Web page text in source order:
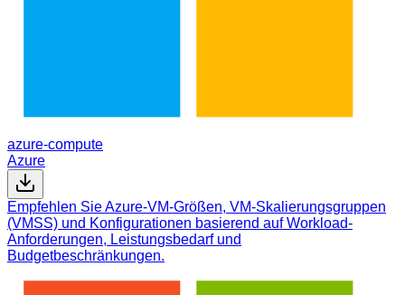
azure-compute
Azure
Empfehlen Sie Azure-VM-Größen, VM-Skalierungsgruppen
(VMSS) und Konfigurationen basierend auf Workload-
Anforderungen, Leistungsbedarf und
Budgetbeschränkungen.